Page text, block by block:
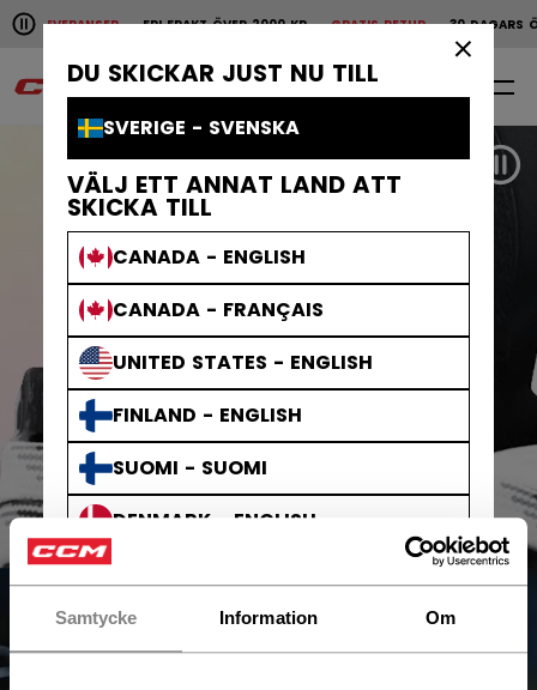
Samtycke Information Om
Pause the horizontal scroll animation.
LEVERANSERFRI FRAKT ÖVER 2000 KRGRATIS RETUR30 DAGARS
Snabba leveranser Fri frakt över 2000 kr
0
DU SKICKAR JUST NU TILL
SVERIGE - SVENSKA
VÄLJ ETT ANNAT LAND ATT
SKICKA TILL
CANADA - ENGLISH
CANADA - FRANÇAIS
UNITED STATES - ENGLISH
FINLAND - ENGLISH
SUOMI - SUOMI
DENMARK - ENGLISH
AUSTRIA - ENGLISH